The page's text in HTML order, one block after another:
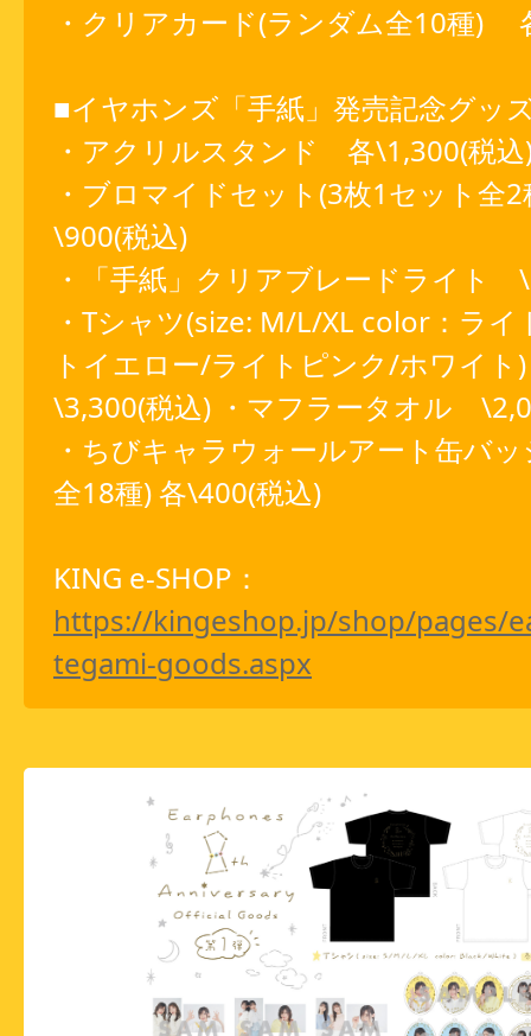
・クリアカード(ランダム全10種)
■イヤホンズ「手紙」発売記念グ
・アクリルスタンド 各\1,300(税込
・ブロマイドセット(3枚1セット
\900(税込)
・「手紙」クリアブレードライト
・Tシャツ(size: M/L/XL color：ラ
トイエロー/ライトピンク/ホワイ
\3,300(税込) ・マフラータオル
・ちびキャラウォールアート缶バ
全18種) 各\400(税込)
KING e-SHOP：
https://kingeshop.jp/shop/pages/
tegami-goods.aspx